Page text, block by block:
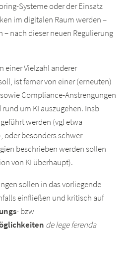
Systeme oder der Einsatz
im digitalen Raum werden –
– nach dieser neuen Regulierung
einer Vielzahl anderer
ist ferner von einer (erneuten)
Compliance-Anstrengungen
um KI auszugehen. Insb
werden (vgl etwa
oder besonders schwer
beschrieben werden sollen
von KI überhaupt).
sollen in das vorliegende
einfließen und kritisch auf
- bzw
de lege ferenda